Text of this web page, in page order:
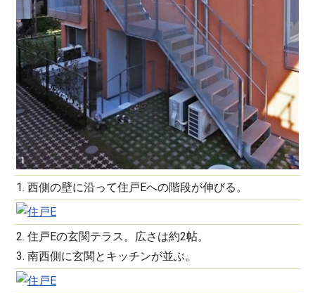
1. 西側の壁に沿って住戸Eへの階段が伸びる。
2. 住戸Eの玄関テラス。広さは約2帖。
3. 南西側に玄関とキッチンが並ぶ。